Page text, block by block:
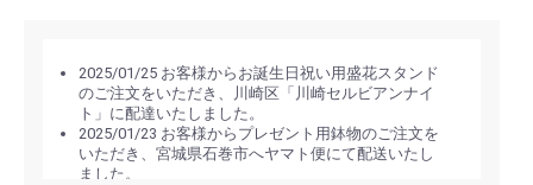
2025/01/25 お客様からお誕生日祝い用盛花スタンド
のご注文をいただき、川崎区「川崎セルビアンナイ
ト」に配達いたしました。
2025/01/23 お客様からプレゼント用鉢物のご注文を
いただき、宮城県石巻市へヤマト便にて配送いたし
ました。